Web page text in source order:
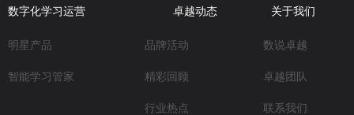
明星产品
智能学习管家
品牌活动
精彩回顾
行业热点
数说卓越
卓越团队
联系我们
数字化学习运营 卓越动态 关于我们